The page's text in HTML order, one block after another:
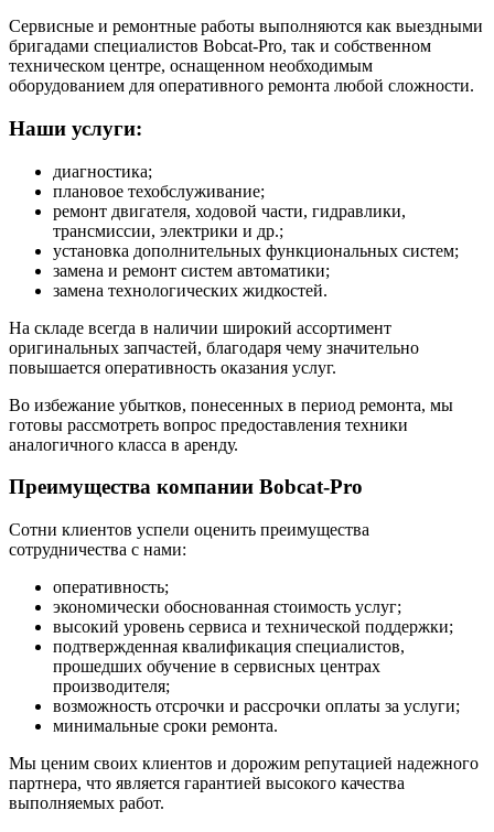
Сервисные и ремонтные работы выполняются как выездными
бригадами специалистов Bobcat-Pro, так и собственном
техническом центре, оснащенном необходимым
оборудованием для оперативного ремонта любой сложности.
Наши услуги:
диагностика;
плановое техобслуживание;
ремонт двигателя, ходовой части, гидравлики,
трансмиссии, электрики и др.;
установка дополнительных функциональных систем;
замена и ремонт систем автоматики;
замена технологических жидкостей.
На складе всегда в наличии широкий ассортимент
оригинальных запчастей, благодаря чему значительно
повышается оперативность оказания услуг.
Во избежание убытков, понесенных в период ремонта, мы
готовы рассмотреть вопрос предоставления техники
аналогичного класса в аренду.
Преимущества компании Bobcat-Pro
Сотни клиентов успели оценить преимущества
сотрудничества с нами:
оперативность;
экономически обоснованная стоимость услуг;
высокий уровень сервиса и технической поддержки;
подтвержденная квалификация специалистов,
прошедших обучение в сервисных центрах
производителя;
возможность отсрочки и рассрочки оплаты за услуги;
минимальные сроки ремонта.
Мы ценим своих клиентов и дорожим репутацией надежного
партнера, что является гарантией высокого качества
выполняемых работ.